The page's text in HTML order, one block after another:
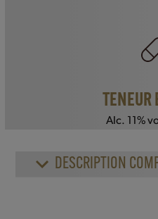
TENEUR
Alc. 11%
DESCRIPTION